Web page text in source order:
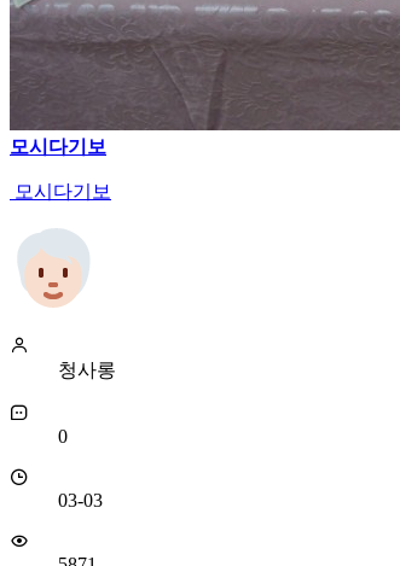
모시다기보
모시다기보
청사롱
0
03-03